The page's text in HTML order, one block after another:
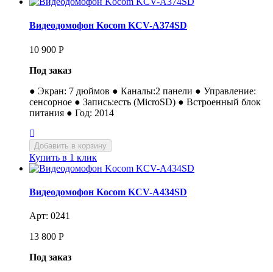
Видеодомофон Kocom KCV-A374SD
10 900 Р
Под заказ
● Экран: 7 дюймов ● Каналы:2 панели ● Управление:
сенсорное ● Запись:есть (MicroSD) ● Встроенный блок
питания ● Год: 2014
Купить в 1 клик
Видеодомофон Kocom KCV-A434SD
Арт: 0241
13 800 Р
Под заказ